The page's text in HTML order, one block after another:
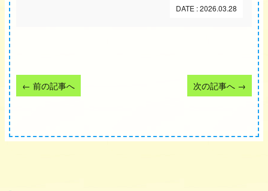
DATE : 2026.03.28
← 前の記事へ 次の記事へ →